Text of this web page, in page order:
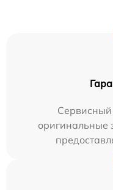
Сервисный
оригинальные